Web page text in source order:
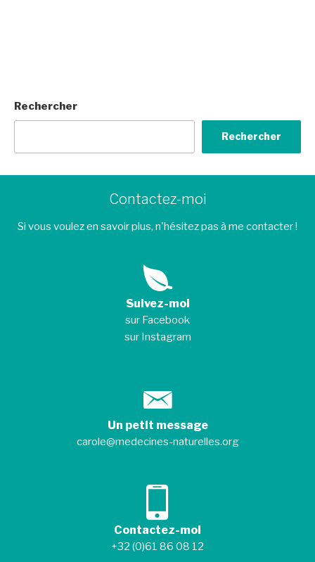
Rechercher
Rechercher
Contactez-moi
Si vous voulez en savoir plus, n'hésitez pas à me contacter !
Suivez-moi
sur Facebook
sur Instagram
Un petit message
carole@medecines-naturelles.org
Contactez-moi
+32 (0)61 86 08 12